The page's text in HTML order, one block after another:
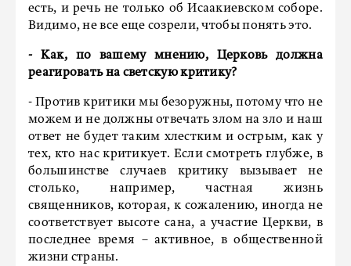
есть, и речь не только об Исаакиевском соборе.
Видимо, не все еще созрели, чтобы понять это.
- Как, по вашему мнению, Церковь должна
реагировать на светскую критику?
- Против критики мы безоружны, потому что не
можем и не должны отвечать злом на зло и наш
ответ не будет таким хлестким и острым, как у
тех, кто нас критикует. Если смотреть глубже, в
большинстве случаев критику вызывает не
столько, например, частная жизнь
священников, которая, к сожалению, иногда не
соответствует высоте сана, а участие Церкви, в
последнее время – активное, в общественной
жизни страны.